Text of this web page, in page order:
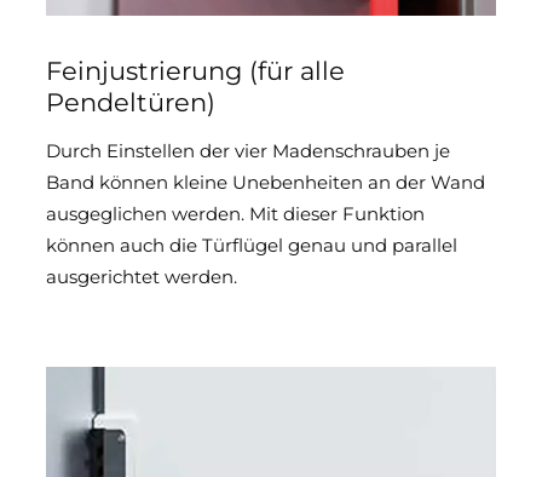
Feinjustrierung (für alle
Pendeltüren)
Durch Einstellen der vier Madenschrauben je
Band können kleine Unebenheiten an der Wand
ausgeglichen werden. Mit dieser Funktion
können auch die Türflügel genau und parallel
ausgerichtet werden.